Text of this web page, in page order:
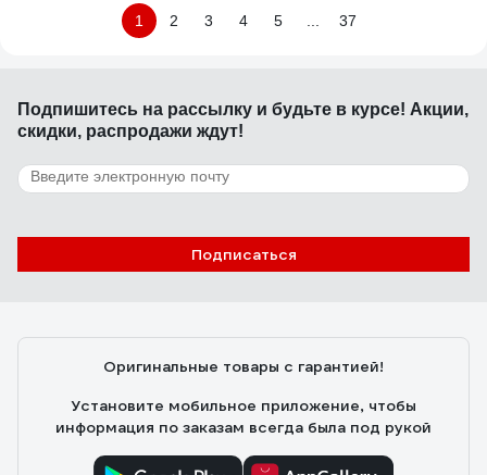
1 2 3 4 5 37
Подпишитесь на рассылку и будьте в курсе! Акции,
скидки, распродажи ждут!
Подписаться
Оригинальные товары с гарантией!
Установите мобильное приложение, чтобы
информация по заказам всегда была под рукой